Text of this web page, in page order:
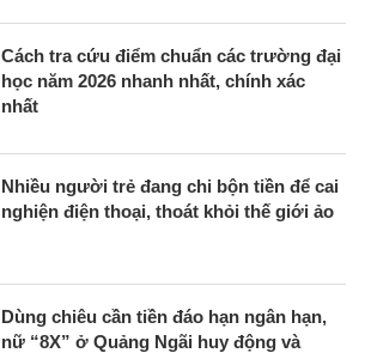
Cách tra cứu điểm chuẩn các trường đại
học năm 2026 nhanh nhất, chính xác
nhất
Nhiều người trẻ đang chi bộn tiền để cai
nghiện điện thoại, thoát khỏi thế giới ảo
Dùng chiêu cần tiền đáo hạn ngân hạn,
nữ “8X” ở Quảng Ngãi huy động và